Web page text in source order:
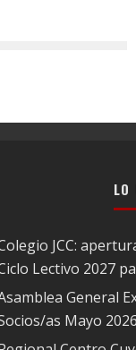
LO
JCC:
Lectivo 2027
General
as Mayo 2026